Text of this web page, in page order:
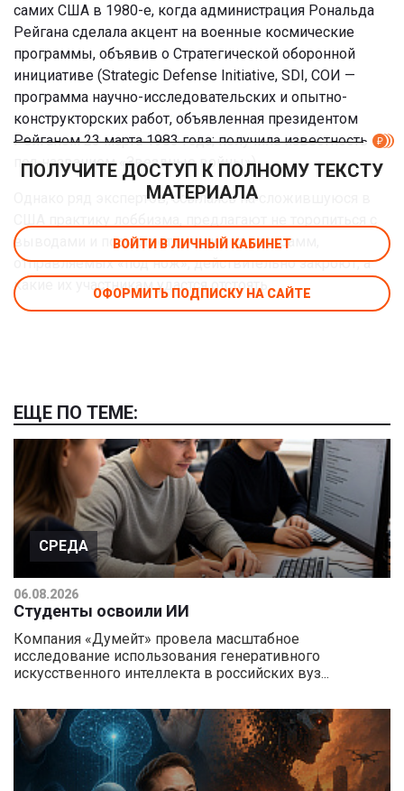
самих США в 1980-е, когда администрация Рональда
Рейгана сделала акцент на военные космические
программы, объявив о Стратегической оборонной
инициативе (Strategic Defense Initiative, SDI, СОИ —
программа научно-исследовательских и опытно-
конструкторских работ, объявленная президентом
Рейганом 23 марта 1983 года; получила известность
под названием «Звездные войны»).
Однако ряд экспертов, ссылаясь на сложившуюся в
выводами и посмотреть, какие из программ,
отправляемых «под нож», действительно закроют, а
какие их участникам удастся отстоять.
ПОЛУЧИТЕ ДОСТУП К ПОЛНОМУ ТЕКСТУ
МАТЕРИАЛА
ВОЙТИ В ЛИЧНЫЙ КАБИНЕТ
ОФОРМИТЬ ПОДПИСКУ НА САЙТЕ
ЕЩЕ ПО ТЕМЕ:
СРЕДА
06.08.2026
Студенты освоили ИИ
Компания «Думейт» провела масштабное
исследование использования генеративного
искусственного интеллекта в российских вуз...